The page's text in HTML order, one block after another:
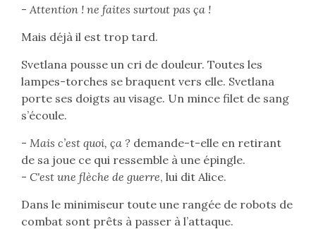
- Attention ! ne faites surtout pas ça !
Mais déjà il est trop tard.
Svetlana pousse un cri de douleur. Toutes les
lampes-torches se braquent vers elle. Svetlana
porte ses doigts au visage. Un mince filet de sang
s’écoule.
- Mais c’est quoi, ça ? demande-t-elle en retirant
de sa joue ce qui ressemble à une épingle.
- C'est une flèche de guerre, lui dit Alice.
Dans le minimiseur toute une rangée de robots de
combat sont prêts à passer à l’attaque.